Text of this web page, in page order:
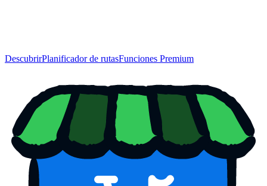
DescubrirPlanificador de rutasFunciones Premium